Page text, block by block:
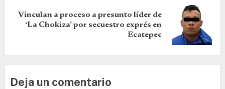
Vinculan a proceso a presunto líder de
‘La Chokiza’ por secuestro exprés en
Ecatepec
Deja un comentario